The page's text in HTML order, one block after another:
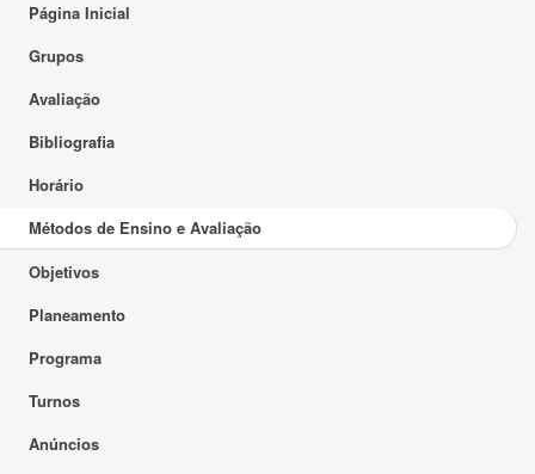
Página Inicial
Grupos
Avaliação
Bibliografia
Horário
Métodos de Ensino e Avaliação
Objetivos
Planeamento
Programa
Turnos
Anúncios